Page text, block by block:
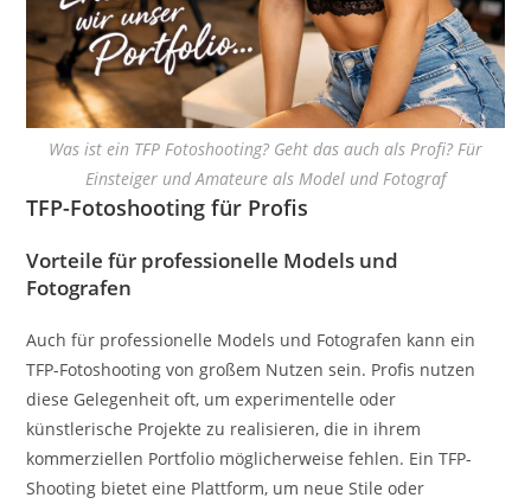
Was ist ein TFP Fotoshooting? Geht das auch als Profi? Für
Einsteiger und Amateure als Model und Fotograf
TFP-Fotoshooting für Profis
Vorteile für professionelle Models und
Fotografen
Auch für professionelle Models und Fotografen kann ein
TFP-Fotoshooting von großem Nutzen sein. Profis nutzen
diese Gelegenheit oft, um experimentelle oder
künstlerische Projekte zu realisieren, die in ihrem
kommerziellen Portfolio möglicherweise fehlen. Ein TFP-
Shooting bietet eine Plattform, um neue Stile oder